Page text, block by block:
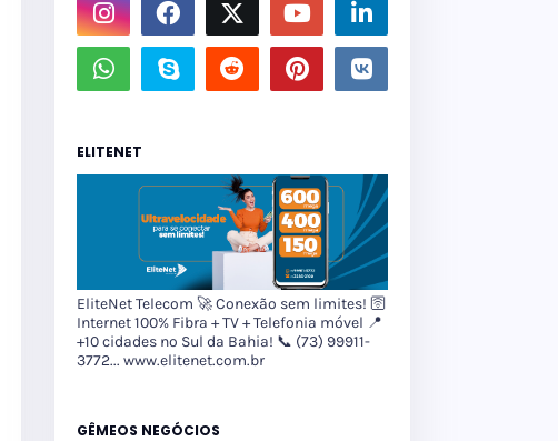
ELITENET
EliteNet Telecom 🚀 Conexão sem limites! 🛜
Internet 100% Fibra + TV + Telefonia móvel 📍
+10 cidades no Sul da Bahia! 📞 (73) 99911-
3772... www.elitenet.com.br
GÊMEOS NEGÓCIOS